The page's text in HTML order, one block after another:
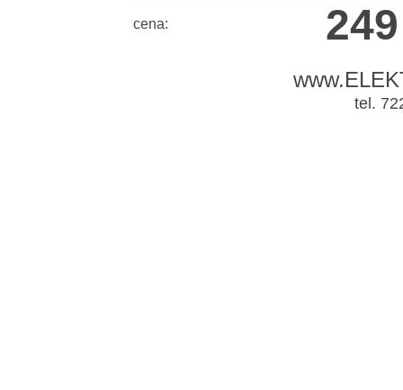
cena:
tel.